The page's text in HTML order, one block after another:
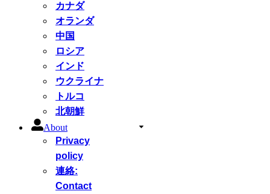
カナダ
オランダ
中国
ロシア
インド
ウクライナ
トルコ
北朝鮮
About
Privacy
policy
連絡:
Contact